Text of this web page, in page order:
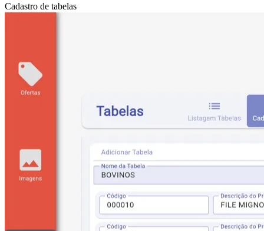
Cadastro de tabelas